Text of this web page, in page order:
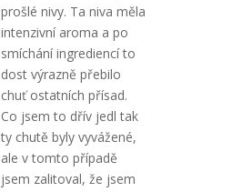
prošlé nivy. Ta niva měla
intenzivní aroma a po
smíchání ingrediencí to
dost výrazně přebilo
chuť ostatních přísad.
Co jsem to dřív jedl tak
ty chutě byly vyvážené,
ale v tomto případě
jsem zalitoval, že jsem